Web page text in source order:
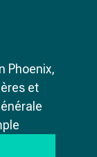
Phoenix,
et